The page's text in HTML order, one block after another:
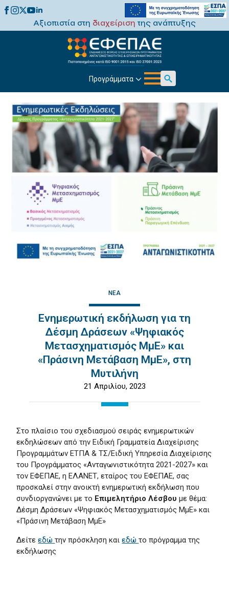
Αξιοπιστία στη διαχείριση της ανάπτυξης
Προγράμματα
Search
for:
ΝΈΑ
Ενημερωτική εκδήλωση για τη
Δέσμη Δράσεων «Ψηφιακός
Μετασχηματισμός ΜμΕ» και
«Πράσινη Μετάβαση ΜμΕ», στη
Μυτιλήνη
21 Απριλίου, 2023
Στο πλαίσιο του σχεδιασμού σειράς ενημερωτικών
εκδηλώσεων από την Ειδική Γραμματεία Διαχείρισης
Προγραμμάτων ΕΤΠΑ & ΤΣ/Ειδική Υπηρεσία Διαχείρισης
του Προγράμματος «Ανταγωνιστικότητα 2021-2027» και
τον ΕΦΕΠΑΕ, η ΕΛΑΝΕΤ, εταίρος του ΕΦΕΠΑΕ, σας
προσκαλεί στην ανοικτή ενημερωτική εκδήλωση που
συνδιοργανώνει με το Επιμελητήριο Λέσβουμε θέμα:
Δέσμη Δράσεων «Ψηφιακός Μετασχηματισμός ΜμΕ» και
«Πράσινη Μετάβαση ΜμΕ»
Δείτεεδώτην πρόσκληση καιεδώτο πρόγραμμα της
εκδήλωσης